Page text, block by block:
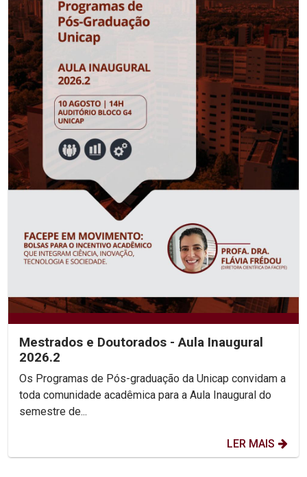
Mestrados e Doutorados - Aula Inaugural
2026.2
Os Programas de Pós-graduação da Unicap convidam a
toda comunidade acadêmica para a Aula Inaugural do
semestre de...
LER MAIS